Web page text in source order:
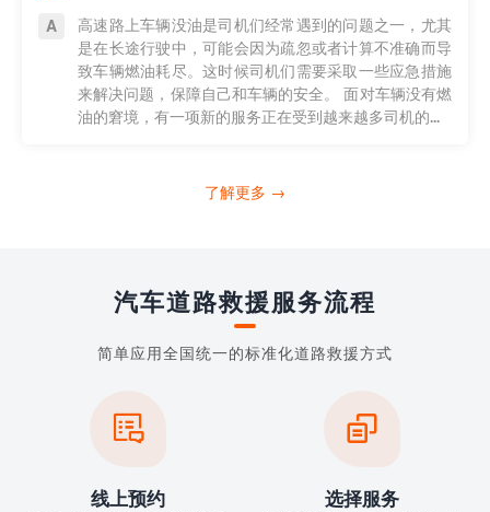
高速路上车辆没油是司机们经常遇到的问题之一，尤其
是在长途行驶中，可能会因为疏忽或者计算不准确而导
致车辆燃油耗尽。这时候司机们需要采取一些应急措施
来解决问题，保障自己和车辆的安全。 面对车辆没有燃
油的窘境，有一项新的服务正在受到越来越多司机的...
了解更多 →
汽车道路救援服务流程
简单应用全国统一的标准化道路救援方式

线上预约

选择服务